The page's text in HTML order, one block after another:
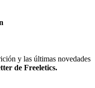
y las últimas novedades
de Freeletics.